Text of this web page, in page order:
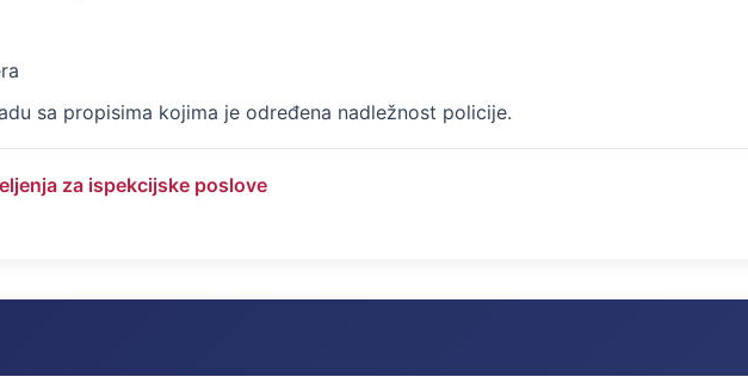
sa propisima kojima je određena nadležnost policije.
za ispekcijske poslove